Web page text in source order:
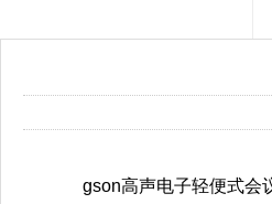
gson高声电子轻便式会